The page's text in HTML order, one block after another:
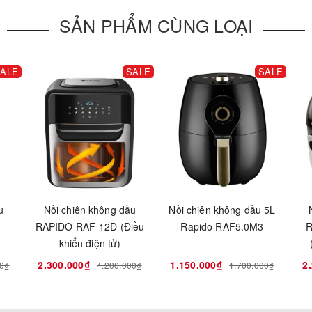
SẢN PHẨM CÙNG LOẠI
SALE
Nồi chiên không dầu
RAPIDO RAF-12D (Điều
khiển điện tử)
2.300.000₫ 4.200.000₫
SALE
Nồi chiên không dầu 5L
Rapido RAF5.0M3
1.150.000₫ 1.700.000₫